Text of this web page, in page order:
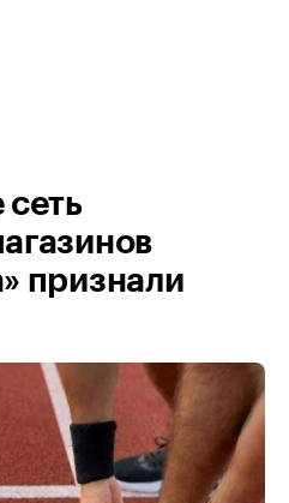
сеть
признали